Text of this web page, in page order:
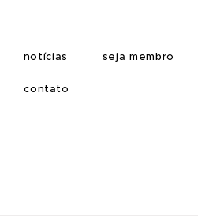
notícias seja membro
contato